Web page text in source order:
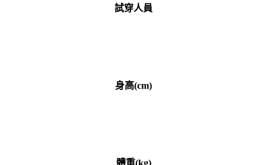
試穿人員
身高(cm)
體重(kg)